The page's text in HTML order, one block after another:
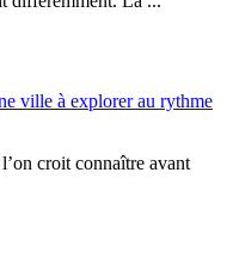
ville à explorer au rythme
croit connaître avant